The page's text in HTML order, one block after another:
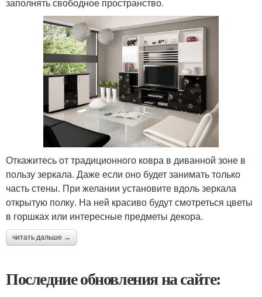
заполнять свободное пространство.
Откажитесь от традиционного ковра в диванной зоне в
пользу зеркала. Даже если оно будет занимать только
часть стены. При желании установите вдоль зеркала
открытую полку. На ней красиво будут смотреться цветы
в горшках или интересные предметы декора.
читать дальше →
Последние обновления на сайте: